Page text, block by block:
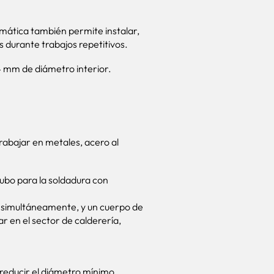
también permite instalar,
durante trabajos repetitivos.
mm de diámetro interior.
en metales, acero al
para la soldadura con
y un cuerpo de
en el sector de calderería,
el diámetro mínimo